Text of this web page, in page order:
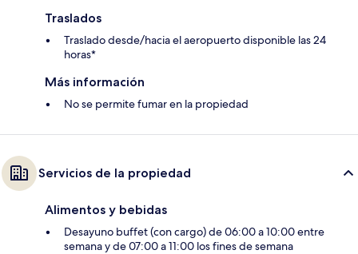
Traslados
Traslado desde/hacia el aeropuerto disponible las 24
horas*
Más información
No se permite fumar en la propiedad
Servicios de la propiedad
Alimentos y bebidas
Desayuno buffet (con cargo) de 06:00 a 10:00 entre
semana y de 07:00 a 11:00 los fines de semana